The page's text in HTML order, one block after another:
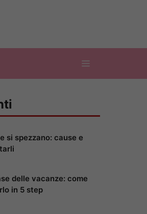
si spezzano: cause e
delle vacanze: come
in 5 step